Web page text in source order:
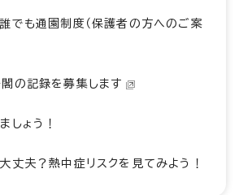
でも通園制度（保護者の方へのご案
の記録を募集します
しょう！
丈夫？熱中症リスクを見てみよう！